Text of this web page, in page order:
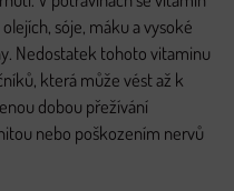
sóje, máku a vysoké
Nedostatek tohoto vitaminu
která může vést až k
dobou přežívání
nebo poškozením nervů